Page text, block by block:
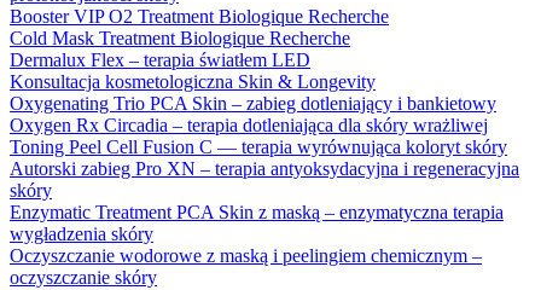
Booster VIP O2 Treatment Biologique Recherche
Cold Mask Treatment Biologique Recherche
Dermalux Flex – terapia światłem LED
Konsultacja kosmetologiczna Skin & Longevity
Oxygenating Trio PCA Skin – zabieg dotleniający i bankietowy
Oxygen Rx Circadia – terapia dotleniająca dla skóry wrażliwej
Toning Peel Cell Fusion C — terapia wyrównująca koloryt skóry
Autorski zabieg Pro XN – terapia antyoksydacyjna i regeneracyjna
skóry
Enzymatic Treatment PCA Skin z maską – enzymatyczna terapia
wygładzenia skóry
Oczyszczanie wodorowe z maską i peelingiem chemicznym –
oczyszczanie skóry